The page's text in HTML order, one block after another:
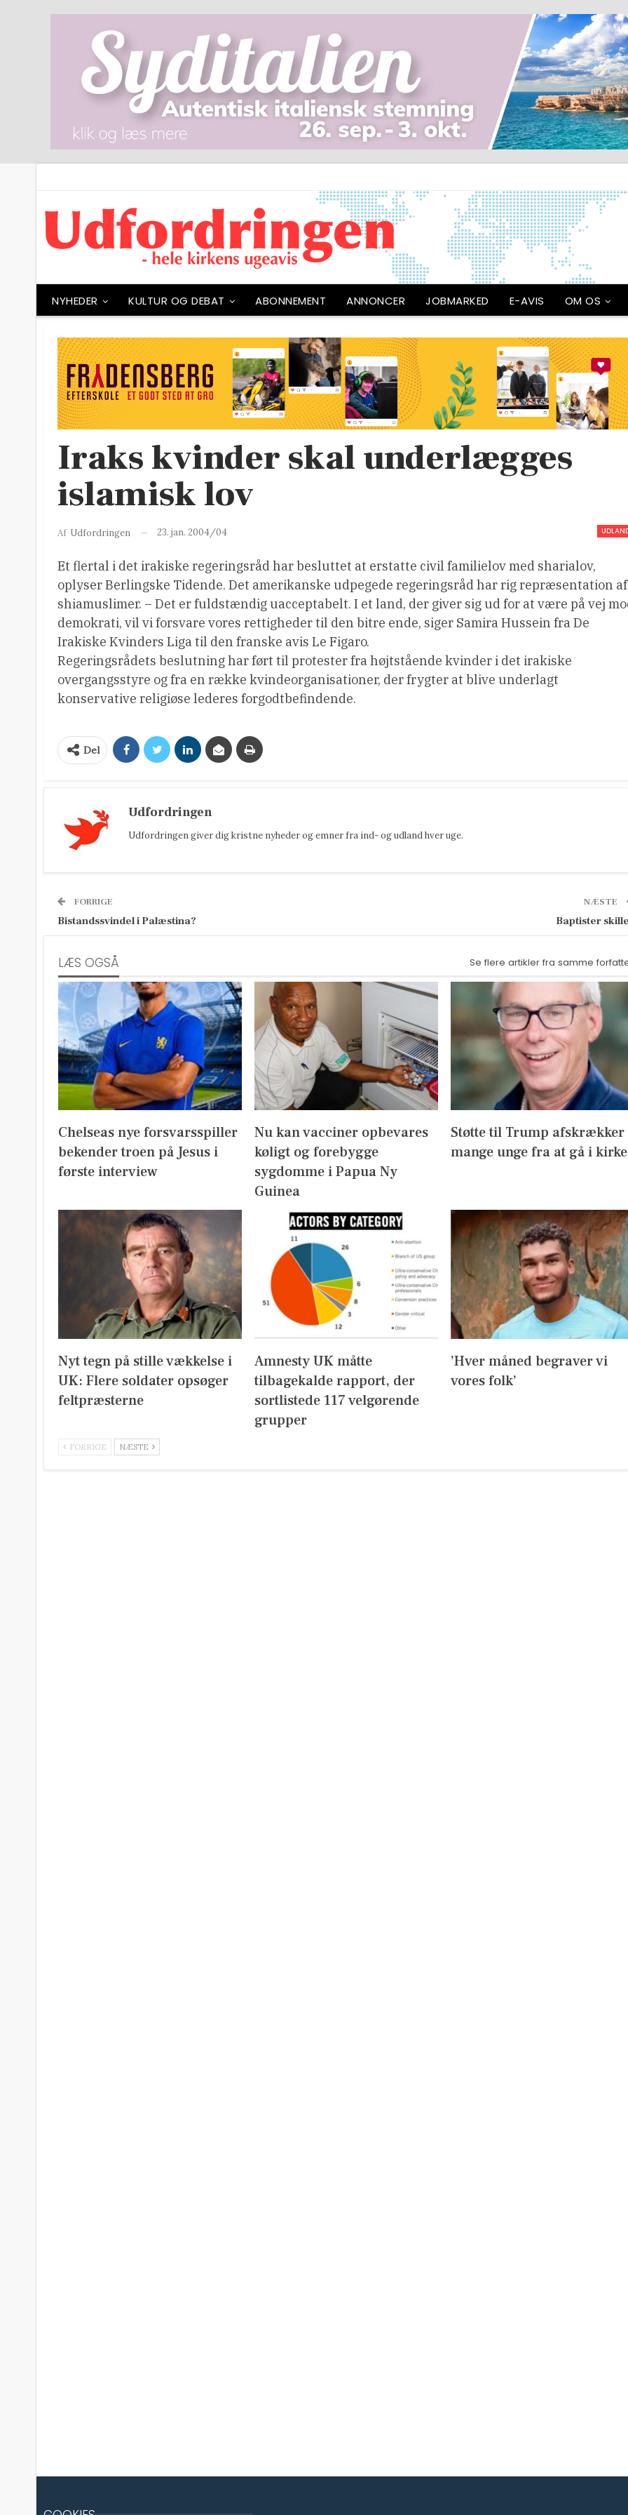
NYHEDER KULTUR OG DEBAT ABONNEMENT ANNONCER JOBMARKED E-AVIS OM OS
Iraks kvinder skal underlægges
islamisk lov
Af Udfordringen 23. jan. 2004/04
Et flertal i det irakiske regeringsråd har besluttet at erstatte civil familielov med sharialov,
oplyser Berlingske Tidende. Det amerikanske udpegede regeringsråd har rig repræsentation af
shiamuslimer. – Det er fuldstændig uacceptabelt. I et land, der giver sig ud for at være på vej
demokrati, vil vi forsvare vores rettigheder til den bitre ende, siger Samira Hussein fra De
Irakiske Kvinders Liga til den franske avis Le Figaro.
Regeringsrådets beslutning har ført til protester fra højtstående kvinder i det irakiske
overgangsstyre og fra en række kvindeorganisationer, der frygter at blive underlagt
konservative religiøse lederes forgodtbefindende.
Del
Udfordringen
Udfordringen giver dig kristne nyheder og emner fra ind- og udland hver uge.
FORRIGE
Bistandssvindel i Palæstina?
NÆSTE
Baptister
LÆS OGSÅ Se flere artikler fra samme
Chelseas nye forsvarsspiller
bekender troen på Jesus i
første interview
Nu kan vacciner opbevares
køligt og forebygge
sygdomme i Papua Ny
Guinea
Støtte til Trump afskrækker
mange unge fra at gå i kirke
Nyt tegn på stille vækkelse i
UK: Flere soldater opsøger
feltpræsterne
Amnesty UK måtte
tilbagekalde rapport, der
sortlistede 117 velgørende
grupper
’Hver måned begraver vi
vores folk’
FORRIGE NÆSTE